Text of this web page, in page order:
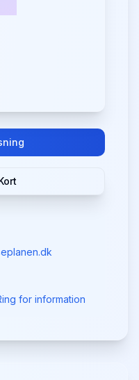
for information